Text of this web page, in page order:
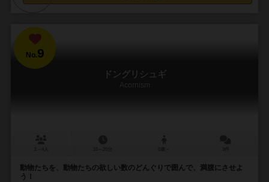
No.9
ドングリシュギ
Acornism
動物たちを、動物たちの欲しい数のどんぐりで囲んで、満腹にさせよ
う！